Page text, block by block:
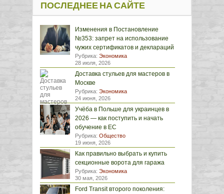
ПОСЛЕДНЕЕ НА САЙТЕ
Изменения в Постановление
№353: запрет на использование
чужих сертификатов и деклараций
Рубрика: Экономика
28 июля, 2026
Доставка стульев для мастеров в
Москве
Рубрика: Экономика
24 июня, 2026
Учёба в Польше для украинцев в
2026 — как поступить и начать
обучение в ЕС
Рубрика: Общество
19 июня, 2026
Как правильно выбрать и купить
секционные ворота для гаража
Рубрика: Экономика
30 мая, 2026
Ford Transit второго поколения: